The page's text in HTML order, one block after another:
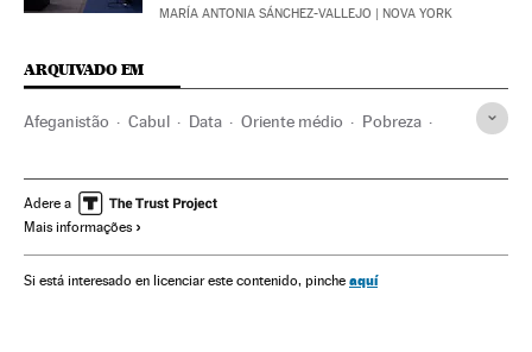
MARÍA ANTONIA SÁNCHEZ-VALLEJO | NOVA YORK
ARQUIVADO EM
Afeganistão Cabul Data Oriente médio Pobreza
Direitos humanos
Adere a
Mais informações
Si está interesado en licenciar este contenido, pinche aquí